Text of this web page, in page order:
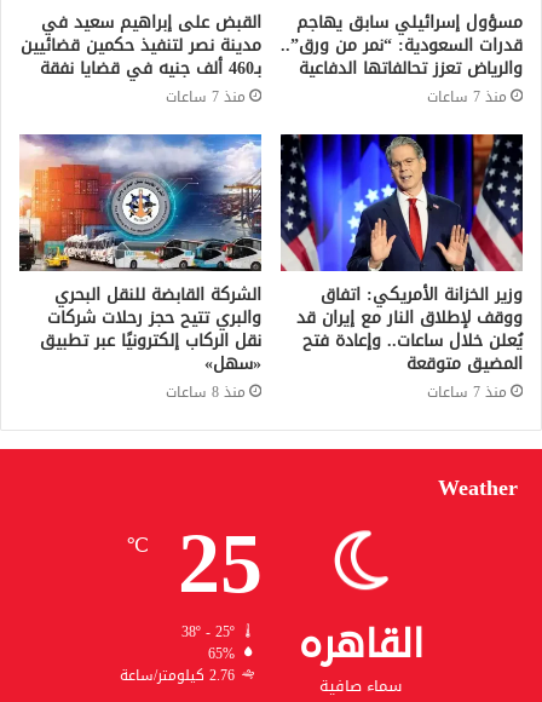
مسؤول إسرائيلي سابق يهاجم
قدرات السعودية: “نمر من ورق”..
والرياض تعزز تحالفاتها الدفاعية
منذ 7 ساعات
القبض على إبراهيم سعيد في
مدينة نصر لتنفيذ حكمين قضائيين
بـ460 ألف جنيه في قضايا نفقة
منذ 7 ساعات
وزير الخزانة الأمريكي: اتفاق
ووقف لإطلاق النار مع إيران قد
يُعلن خلال ساعات.. وإعادة فتح
المضيق متوقعة
منذ 7 ساعات
الشركة القابضة للنقل البحري
والبري تتيح حجز رحلات شركات
نقل الركاب إلكترونيًا عبر تطبيق
«سهل»
منذ 8 ساعات
Weather
القاهره
سماء صافية
25
℃
38º - 25º
65%
2.76 كيلومتر/ساعة